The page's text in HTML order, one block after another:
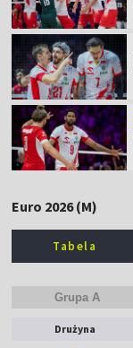
Euro 2026 (M)
Tabela
Drużyna